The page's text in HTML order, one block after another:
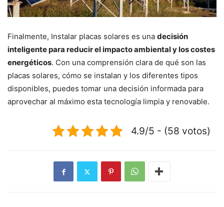
Finalmente, Instalar placas solares es una decisión
inteligente para reducir el impacto ambiental y los costes
energéticos. Con una comprensión clara de qué son las
placas solares, cómo se instalan y los diferentes tipos
disponibles, puedes tomar una decisión informada para
aprovechar al máximo esta tecnología limpia y renovable.
4.9/5 - (58 votos)